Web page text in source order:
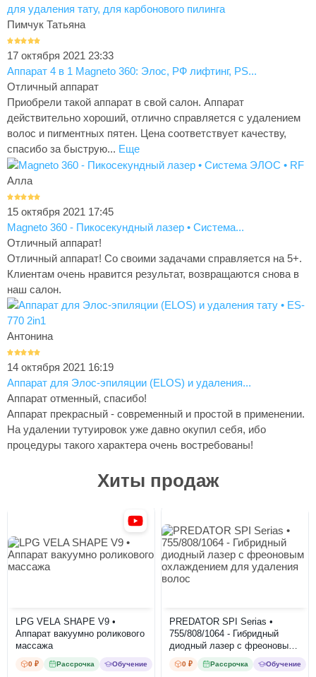
Пимчук Татьяна
17 октября 2021 23:33
Аппарат 4 в 1 Magneto 360: Элос, РФ лифтинг, PS...
Отличный аппарат
Приобрели такой аппарат в свой салон. Аппарат
действительно хороший, отлично справляется с удалением
волос и пигментных пятен. Цена соответствует качеству,
спасибо за быструю... Еще
Алла
15 октября 2021 17:45
Magneto 360 - Пикосекундный лазер • Система...
Отличный аппарат!
Отличный аппарат! Со своими задачами справляется на 5+.
Клиентам очень нравится результат, возвращаются снова в
наш салон.
Антонина
14 октября 2021 16:19
Аппарат для Элос-эпиляции (ELOS) и удаления...
Аппарат отменный, спасибо!
Аппарат прекрасный - современный и простой в применении.
На удалении тутуировок уже давно окупил себя, ибо
процедуры такого характера очень востребованы!
Хиты продаж
LPG VELA SHAPE V9 •
Аппарат вакуумно роликового
массажа
0 ₽ Рассрочка Обучение
PREDATOR SPI Serias •
755/808/1064 - Гибридный
диодный лазер с фреоновым
волос
0 ₽ Рассрочка Обучение